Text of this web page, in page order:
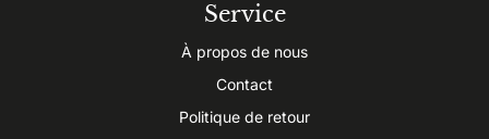
Service
À propos de nous
Contact
Politique de retour